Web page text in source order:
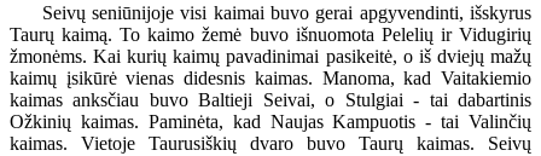
Seivų seniūnijoje visi kaimai buvo gerai apgyvendinti, išskyrus
Taurų kaimą. To kaimo žemė buvo išnuomota Pelelių ir Vidugirių
žmonėms. Kai kurių kaimų pavadinimai pasikeitė, o iš dviejų mažų
kaimų įsikūrė vienas didesnis kaimas. Manoma, kad Vaitakiemio
kaimas anksčiau buvo Baltieji Seivai, o Stulgiai - tai dabartinis
Ožkinių kaimas. Paminėta, kad Naujas Kampuotis - tai Valinčių
kaimas. Vietoje Taurusiškių dvaro buvo Taurų kaimas. Seivų